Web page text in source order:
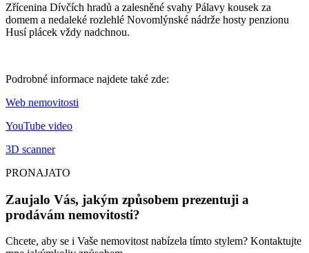
Zřícenina Dívčích hradů a zalesněné svahy Pálavy kousek za
domem a nedaleké rozlehlé Novomlýnské nádrže hosty penzionu
Husí plácek vždy nadchnou.
Podrobné informace najdete také zde:
Web nemovitosti
YouTube video
3D scanner
PRONAJATO
Zaujalo Vás, jakým způsobem prezentuji a
prodávám nemovitosti?
Chcete, aby se i Vaše nemovitost nabízela tímto stylem? Kontaktujte